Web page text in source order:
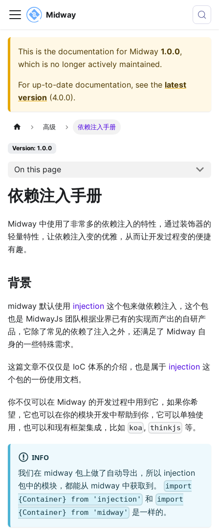
Midway
This is the documentation for Midway 1.0.0,
which is no longer actively maintained.
For up-to-date documentation, see the latest
version (4.0.0).
高级 依赖注入手册
Version: 1.0.0
On this page
依赖注入手册
Midway 中使用了非常多的依赖注入的特性，通过装饰器的
轻量特性，让依赖注入变的优雅，从而让开发过程变的便捷
有趣。
背景
midway 默认使用 injection 这个包来做依赖注入，这个包
也是 MidwayJs 团队根据业界已有的实现而产出的自研产
品，它除了常见的依赖了注入之外，还满足了 Midway 自
身的一些特殊需求。
这篇文章不仅仅是 IoC 体系的介绍，也是属于 injection 这
个包的一份使用文档。
你不仅可以在 Midway 的开发过程中用到它，如果你希
望，它也可以在你的模块开发中帮助到你，它可以单独使
用，也可以和现有框架集成，比如 koa , thinkjs 等。
INFO
我们在 midway 包上做了自动导出，所以 injection
包中的模块，都能从 midway 中获取到。
import
{Container} from 'injection'
和 import
{Container} from 'midway'
是一样的。